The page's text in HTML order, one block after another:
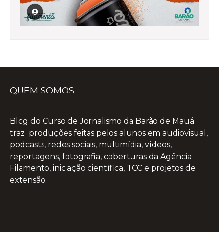
QUEM SOMOS
Blog do Curso de Jornalismo da Barão de Mauá
traz produções feitas pelos alunos em audiovisual,
podcasts, redes sociais, multimídia, vídeos,
reportagens, fotografia, coberturas da Agência
Filamento, iniciação científica, TCC e projetos de
extensão.